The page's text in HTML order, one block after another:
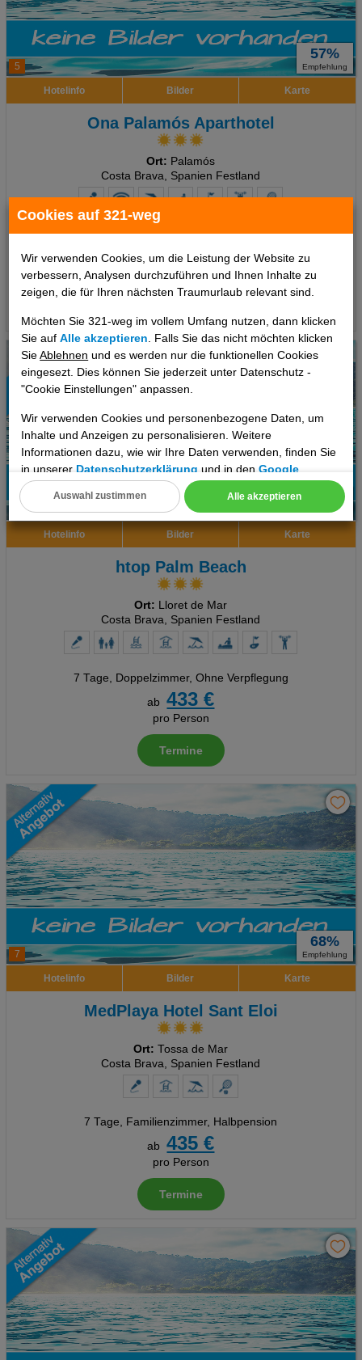
Cookies auf 321-weg
Wir verwenden Cookies, um die Leistung der Website zu
verbessern, Analysen durchzuführen und Ihnen Inhalte zu
zeigen, die für Ihren nächsten Traumurlaub relevant sind.
Möchten Sie 321-weg im vollem Umfang nutzen, dann klicken
Sie aufAlle akzeptieren . Falls Sie das nicht möchten klicken
SieAblehnen und es werden nur die funktionellen Cookies
eingesezt. Dies können Sie jederzeit unter Datenschutz -
"Cookie Einstellungen" anpassen.
Wir verwenden Cookies und personenbezogene Daten, um
Inhalte und Anzeigen zu personalisieren. Weitere
Informationen dazu, wie wir Ihre Daten verwenden, finden Sie
in unsererDatenschutzerklärung und in denGoogle
Datenschutz- und Nutzungsbedingungen
Cookie Einstellungen
Social Media Cookies
Advertising
Erweiterte Einstellungen
Alle akzeptieren
Auswahl zustimmen
5
57%
Empfehlung
Hotelinfo Bilder Karte
Ona Palamós Aparthotel
Ort: Palamós
Costa Brava, Spanien Festland
7 Tage, Doppelzimmer, Ohne Verpflegung
ab 425 €
pro Person
Empfehlung
Hotelinfo Bilder Karte
htop Palm Beach
Ort: Lloret de Mar
Costa Brava, Spanien Festland
7 Tage, Doppelzimmer, Ohne Verpflegung
ab
433 €
pro Person
Termine
7
68%
Empfehlung
Hotelinfo Bilder Karte
MedPlaya Hotel Sant Eloi
Ort: Tossa de Mar
Costa Brava, Spanien Festland
7 Tage, Familienzimmer, Halbpension
ab
435 €
pro Person
Termine